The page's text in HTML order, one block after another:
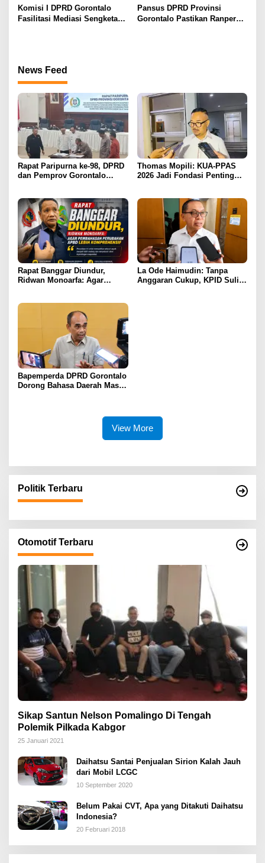
Pansus
Komisi I DPRD Gorontalo
Fasilitasi Mediasi Sengketa
Pansus DPRD Provinsi
Gorontalo Pastikan Ranperda
News Feed
Rapat Paripurna ke-98, DPRD
dan Pemprov Gorontalo
Thomas Mopili: KUA-PPAS
2026 Jadi Fondasi Penting
Rapat Banggar Diundur,
Ridwan Monoarfa: Agar
La Ode Haimudin: Tanpa
Anggaran Cukup, KPID Sulit
Bapemperda DPRD Gorontalo
Dorong Bahasa Daerah Masuk
View More
Politik Terbaru
Otomotif Terbaru
Sikap Santun Nelson Pomalingo Di Tengah
Polemik Pilkada Kabgor
25 Januari 2021
Daihatsu Santai Penjualan Sirion Kalah Jauh
dari Mobil LCGC
10 September 2020
Belum Pakai CVT, Apa yang Ditakuti Daihatsu
Indonesia?
20 Februari 2018